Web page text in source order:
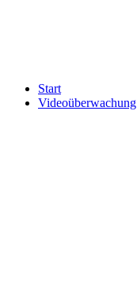
Start
Videoüberwachung